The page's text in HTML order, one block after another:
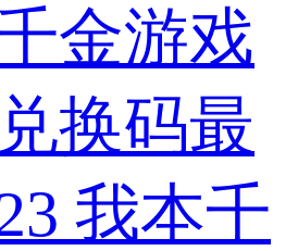
金游戏
换码最
我本千